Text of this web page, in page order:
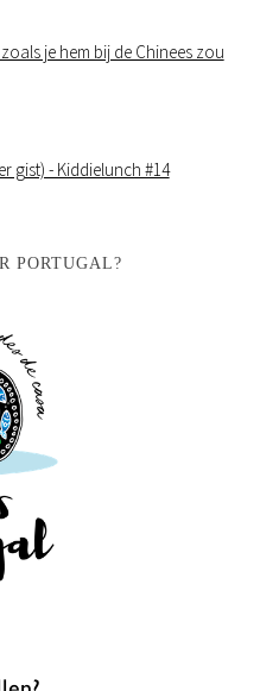
je hem bij de Chinees zou
gist) - Kiddielunch #14
PORTUGAL?